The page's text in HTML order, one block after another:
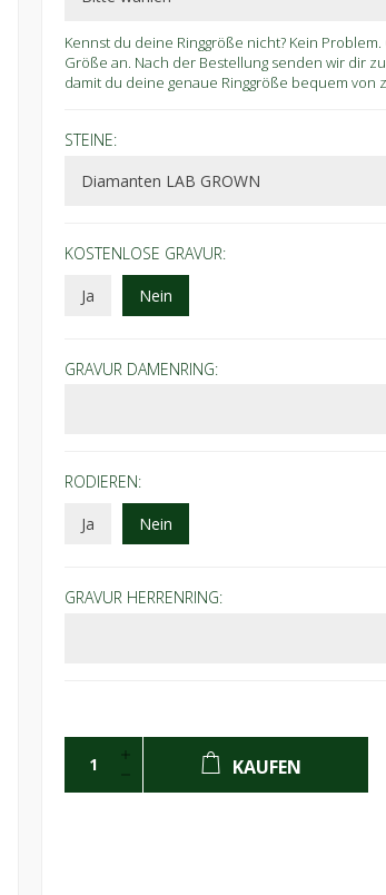
Kennst du deine Ringgröße nicht? Kein
Größe an. Nach der Bestellung senden wir dir
damit du deine genaue Ringgröße bequem von
STEINE:
KOSTENLOSE GRAVUR:
Ja
Nein
GRAVUR DAMENRING:
RODIEREN:
Ja
Nein
GRAVUR HERRENRING:
KAUFEN